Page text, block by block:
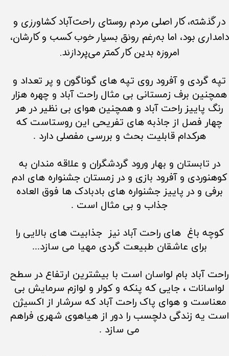
در گذشته، کار اصلی مردم روستای راحت‌آباد کشاورزی و
دامداری بود، اما به‌رغم رونق بسیار خوب کسب و کارشان،
امروزه بدین کار کمتر می‌پردازند.​​​​​​​
تپه گردی و آفرود روی تپه های گوناگون و پر تعداد و
همچنین برف زمستانی بی مثال راحت آباد و چهره هزار
رنگ پاییز راحت آباد و همچنین هوای بی نظیر در هر
چهار فصل از جاذبه های تفریحی این روستاست که
هرکدام قابلیت بحث و بررسی مفصلی دارد .
در تابستان و بهار ورود گردشگران و علاقه مندان به
کوهنوردی و آفرود بازی و در زمستان جشنواره های ادم
برفی و در پاییز جشنواره های بادبادک ها فوق العاده
جذاب و بی مثال است .
کوچه باغ های راحت آباد نیز جذابیت های بالایی را
برای عاشقان طبیعت گردی مهیا می سازد...
راحت آباد بام لواسان است با بیشترین ارتفاع در سطح
لواسانات ، جایی که پنکه و کولر و لوازم سرمایش بی
معناست و هوای پاک راحت آباد که سرشار از اکسیژن
است یه زندگی دلچسب را دور از هیاهوی شهری فراهم
می سازد .​​​​​​​